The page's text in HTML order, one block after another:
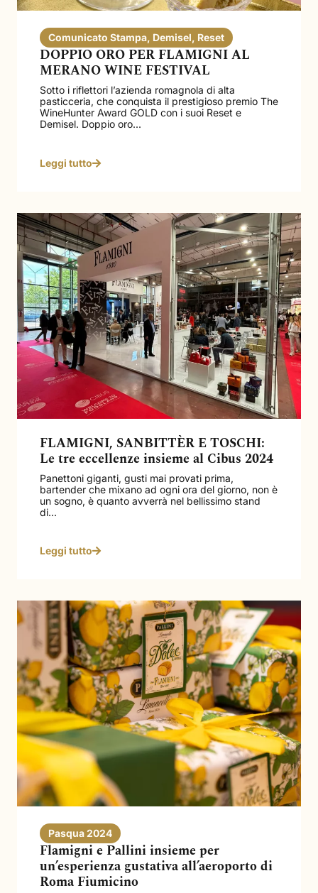
Comunicato Stampa, Demisel, Reset
DOPPIO ORO PER FLAMIGNI AL
MERANO WINE FESTIVAL
Sotto i riflettori l’azienda romagnola di alta
pasticceria, che conquista il prestigioso premio The
WineHunter Award GOLD con i suoi Reset e
Demisel. Doppio oro...
Leggi tutto
FLAMIGNI, SANBITTÈR E TOSCHI:
Le tre eccellenze insieme al Cibus 2024
Panettoni giganti, gusti mai provati prima,
bartender che mixano ad ogni ora del giorno, non è
un sogno, è quanto avverrà nel bellissimo stand
di...
Leggi tutto
Pasqua 2024
Flamigni e Pallini insieme per
un’esperienza gustativa all’aeroporto di
Roma Fiumicino